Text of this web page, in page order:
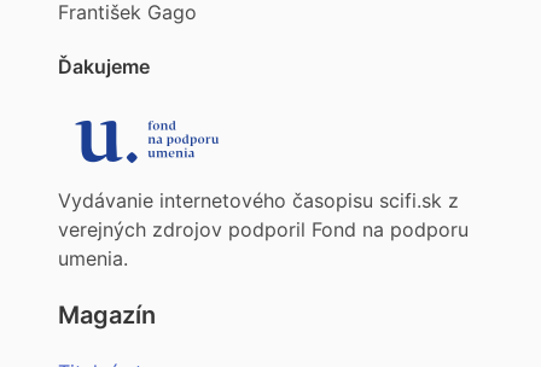
František Gago
Ďakujeme
Vydávanie internetového časopisu scifi.sk z
verejných zdrojov podporil Fond na podporu
umenia.
Magazín